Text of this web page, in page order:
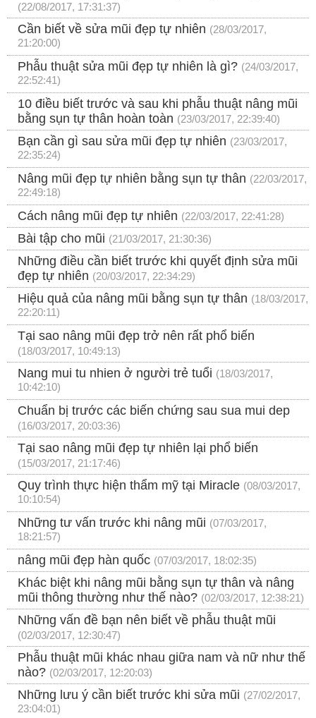
(22/08/2017, 17:31:37)
Cần biết về sửa mũi đẹp tự nhiên (28/03/2017,
21:20:00)
Phẫu thuật sửa mũi đẹp tự nhiên là gì? (24/03/2017,
22:52:41)
10 điều biết trước và sau khi phẫu thuật nâng mũi
bằng sụn tự thân hoàn toàn (23/03/2017, 22:39:40)
Bạn cần gì sau sửa mũi đẹp tự nhiên (23/03/2017,
22:35:24)
Nâng mũi đẹp tự nhiên bằng sụn tự thân (22/03/2017,
22:49:18)
Cách nâng mũi đẹp tự nhiên (22/03/2017, 22:41:28)
Bài tập cho mũi (21/03/2017, 21:30:36)
Những điều cần biết trước khi quyết định sửa mũi
đẹp tự nhiên (20/03/2017, 22:34:29)
Hiệu quả của nâng mũi bằng sụn tự thân (18/03/2017,
22:20:11)
Tại sao nâng mũi đẹp trở nên rất phổ biến
(18/03/2017, 10:49:13)
Nang mui tu nhien ở người trẻ tuổi (18/03/2017,
10:42:10)
Chuẩn bị trước các biến chứng sau sua mui dep
(16/03/2017, 20:03:36)
Tại sao nâng mũi đẹp tự nhiên lại phổ biến
(15/03/2017, 21:17:46)
Quy trình thực hiện thẩm mỹ tại Miracle (08/03/2017,
10:10:54)
Những tư vấn trước khi nâng mũi (07/03/2017,
18:21:57)
nâng mũi đẹp hàn quốc (07/03/2017, 18:02:35)
Khác biệt khi nâng mũi bằng sụn tự thân và nâng
mũi thông thường như thế nào? (02/03/2017, 12:38:21)
Những vấn đề bạn nên biết về phẫu thuật mũi
(02/03/2017, 12:30:47)
Phẫu thuật mũi khác nhau giữa nam và nữ như thế
nào? (02/03/2017, 12:20:03)
Những lưu ý cần biết trước khi sửa mũi (27/02/2017,
23:04:01)